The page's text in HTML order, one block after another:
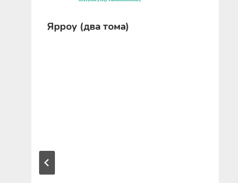
Ярроу (два тома)